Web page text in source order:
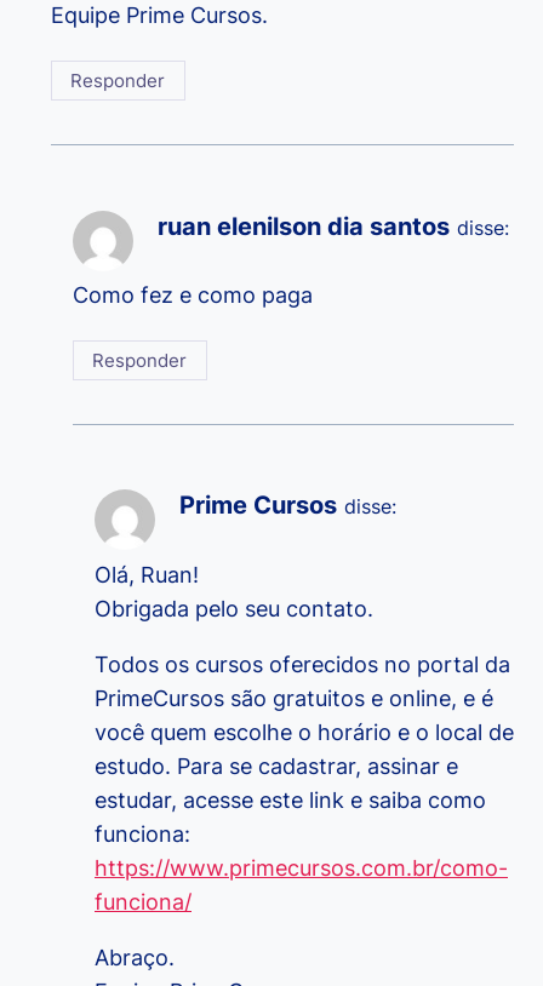
Equipe Prime Cursos.
Responder
ruan elenilson dia santos disse:
Como fez e como paga
Responder
Prime Cursos disse:
Olá, Ruan!
Obrigada pelo seu contato.
Todos os cursos oferecidos no portal da
PrimeCursos são gratuitos e online, e é
você quem escolhe o horário e o local de
estudo. Para se cadastrar, assinar e
estudar, acesse este link e saiba como
funciona:
https://www.primecursos.com.br/como-
funciona/
Abraço.